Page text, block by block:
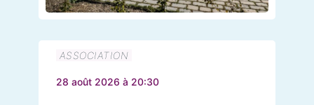
ASSOCIATION
28 août 2026 à 20:30